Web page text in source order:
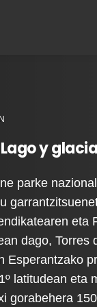
y
parke
eta
dago, Torres
Esperantzako
latitudean eta
gorabehera